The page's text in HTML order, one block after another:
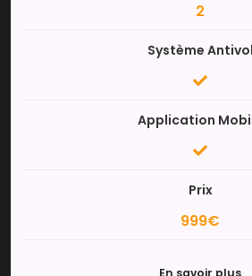
2
Système Antivol
Application
Prix
999€
En savoir plus